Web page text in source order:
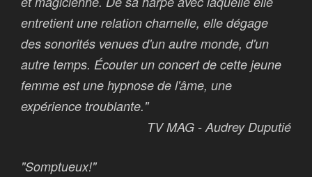
entretient une relation charnelle, elle dégage
des sonorités venues d'un autre monde, d'un
autre temps. Écouter un concert de cette jeune
femme est une hypnose de l'âme, une
expérience troublante."
TV MAG - Audrey Duputié
"Somptueux!"